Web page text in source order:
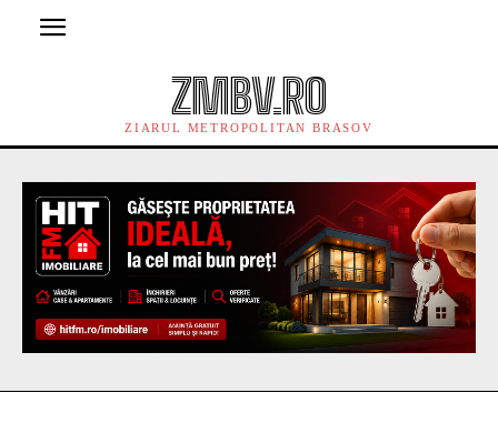
ZMBV.RO
ZIARUL METROPOLITAN BRASOV